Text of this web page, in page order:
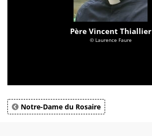
Père Vincent Thiallier
© Laurence Faure
Notre-Dame du Rosaire